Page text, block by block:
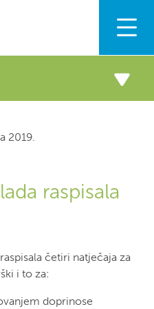
zaklada raspisala četiri
2019.
raspisala
četiri natječaja za
i to za:
doprinose